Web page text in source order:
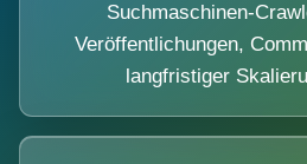
Suchmaschinen-
Veröffentlichungen,
langfristiger